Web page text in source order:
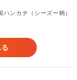
ンカチ（シーズー柄）